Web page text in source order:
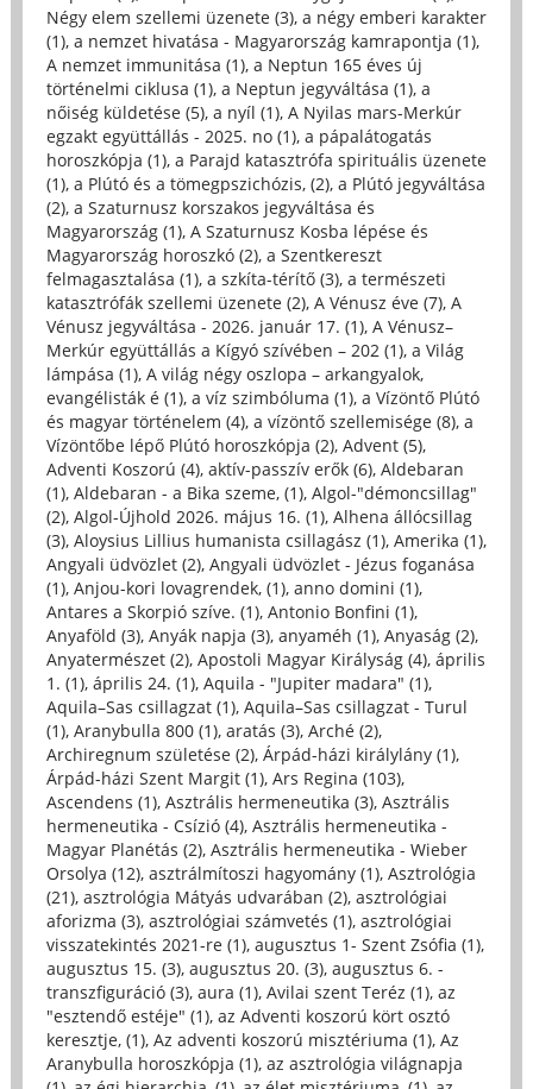
Négy elem szellemi üzenete (3), a négy emberi karakter
(1), a nemzet hivatása - Magyarország kamrapontja (1),
A nemzet immunitása (1), a Neptun 165 éves új
történelmi ciklusa (1), a Neptun jegyváltása (1), a
nőiség küldetése (5), a nyíl (1), A Nyilas mars-Merkúr
egzakt együttállás - 2025. no (1), a pápalátogatás
horoszkópja (1), a Parajd katasztrófa spirituális üzenete
(1), a Plútó és a tömegpszichózis, (2), a Plútó jegyváltása
(2), a Szaturnusz korszakos jegyváltása és
Magyarország (1), A Szaturnusz Kosba lépése és
Magyarország horoszkó (2), a Szentkereszt
felmagasztalása (1), a szkíta-térítő (3), a természeti
katasztrófák szellemi üzenete (2), A Vénusz éve (7), A
Vénusz jegyváltása - 2026. január 17. (1), A Vénusz–
Merkúr együttállás a Kígyó szívében – 202 (1), a Világ
lámpása (1), A világ négy oszlopa – arkangyalok,
evangélisták é (1), a víz szimbóluma (1), a Vízöntő Plútó
és magyar történelem (4), a vízöntő szellemisége (8), a
Vízöntőbe lépő Plútó horoszkópja (2), Advent (5),
Adventi Koszorú (4), aktív-passzív erők (6), Aldebaran
(1), Aldebaran - a Bika szeme, (1), Algol-"démoncsillag"
(2), Algol-Újhold 2026. május 16. (1), Alhena állócsillag
(3), Aloysius Lillius humanista csillagász (1), Amerika (1),
Angyali üdvözlet (2), Angyali üdvözlet - Jézus foganása
(1), Anjou-kori lovagrendek, (1), anno domini (1),
Antares a Skorpió szíve. (1), Antonio Bonfini (1),
Anyaföld (3), Anyák napja (3), anyaméh (1), Anyaság (2),
Anyatermészet (2), Apostoli Magyar Királyság (4), április
1. (1), április 24. (1), Aquila - "Jupiter madara" (1),
Aquila–Sas csillagzat (1), Aquila–Sas csillagzat - Turul
(1), Aranybulla 800 (1), aratás (3), Arché (2),
Archiregnum születése (2), Árpád-házi királylány (1),
Árpád-házi Szent Margit (1), Ars Regina (103),
Ascendens (1), Asztrális hermeneutika (3), Asztrális
hermeneutika - Csízió (4), Asztrális hermeneutika -
Magyar Planétás (2), Asztrális hermeneutika - Wieber
Orsolya (12), asztrálmítoszi hagyomány (1), Asztrológia
(21), asztrológia Mátyás udvarában (2), asztrológiai
aforizma (3), asztrológiai számvetés (1), asztrológiai
visszatekintés 2021-re (1), augusztus 1- Szent Zsófia (1),
augusztus 15. (3), augusztus 20. (3), augusztus 6. -
transzfiguráció (3), aura (1), Avilai szent Teréz (1), az
"esztendő estéje" (1), az Adventi koszorú kört osztó
keresztje, (1), Az adventi koszorú misztériuma (1), Az
Aranybulla horoszkópja (1), az asztrológia világnapja